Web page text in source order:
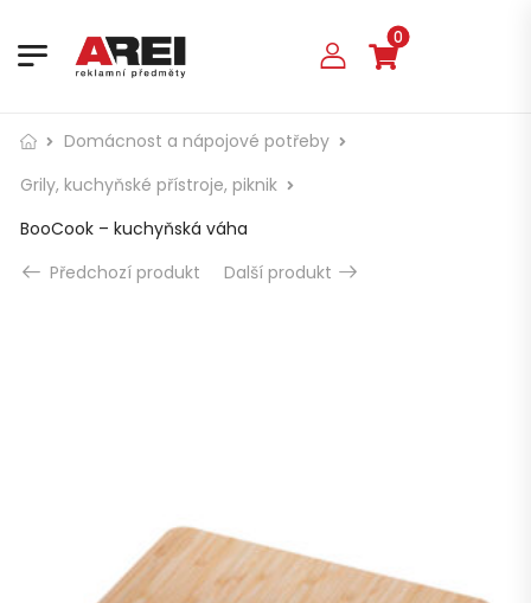
0
Domácnost a nápojové potřeby
Grily, kuchyňské přístroje, piknik
BooCook – kuchyňská váha
Předchozí produkt
Další produkt